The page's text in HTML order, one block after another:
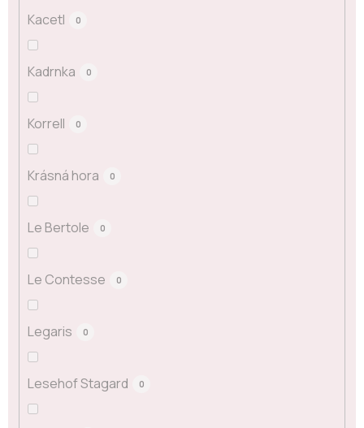
Kacetl 0
Kadrnka 0
Korrell 0
Krásná hora 0
Le Bertole 0
Le Contesse 0
Legaris 0
Lesehof Stagard 0